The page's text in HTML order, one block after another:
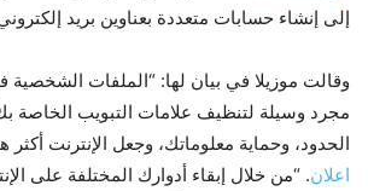
إلى إنشاء حسابات متعددة بعناوين بريد
مجرد وسيلة لتنظيف علامات التبويب الخاصة
الحدود، وحماية معلوماتك، وجعل الإنترنت أكثر
اعلان. “من خلال إبقاء أدوارك المختلفة على